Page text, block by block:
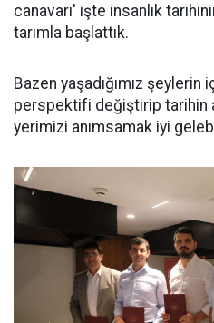
canavarı' işte insanlık
tarımla başlattık.
Bazen yaşadığımız
perspektifi değiştirip tarihin
yerimizi anımsamak iyi